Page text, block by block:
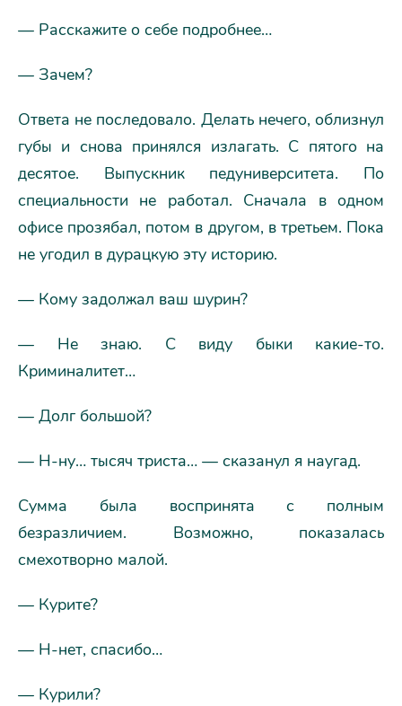
— Расскажите о себе подробнее…
— Зачем?
Ответа не последовало. Делать нечего, облизнул
губы и снова принялся излагать. С пятого на
десятое. Выпускник педуниверситета. По
специальности не работал. Сначала в одном
офисе прозябал, потом в другом, в третьем. Пока
не угодил в дурацкую эту историю.
— Кому задолжал ваш шурин?
— Не знаю. С виду быки какие-то.
Криминалитет…
— Долг большой?
— Н-ну… тысяч триста… — сказанул я наугад.
Сумма была воспринята с полным
безразличием. Возможно, показалась
смехотворно малой.
— Курите?
— Н-нет, спасибо…
— Курили?